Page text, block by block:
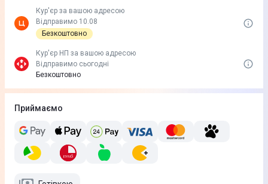
Кур'єр за вашою адресою
Відправимо 10.08
Безкоштовно
Кур'єр НП за вашою адресою
Відправимо сьогодні
Безкоштовно
Приймаємо